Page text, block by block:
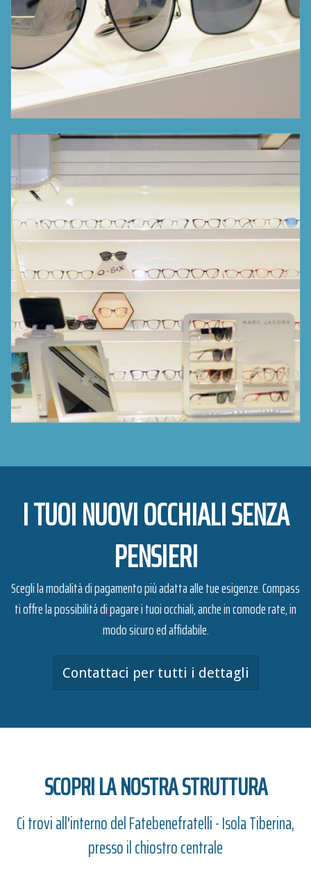
I TUOI NUOVI OCCHIALI SENZA
PENSIERI
Scegli la modalità di pagamento più adatta alle tue esigenze. Compass
ti offre la possibilità di pagare i tuoi occhiali, anche in comode rate, in
modo sicuro ed affidabile.
Contattaci per tutti i dettagli
SCOPRI LA NOSTRA STRUTTURA
Ci trovi all'interno del Fatebenefratelli - Isola Tiberina,
presso il chiostro centrale